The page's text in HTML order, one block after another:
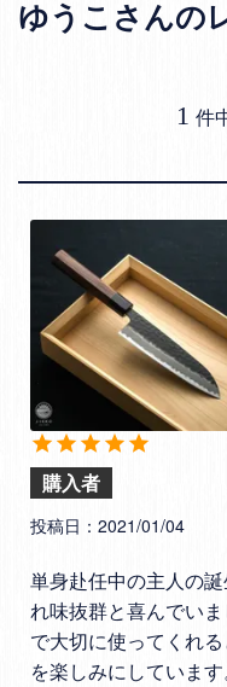
ゆうこさんの
1 件
購入者
投稿日 2021/01/04
単身赴任中の主人の
れ味抜群と喜んでい
で大切に使ってくれ
を楽しみにしています